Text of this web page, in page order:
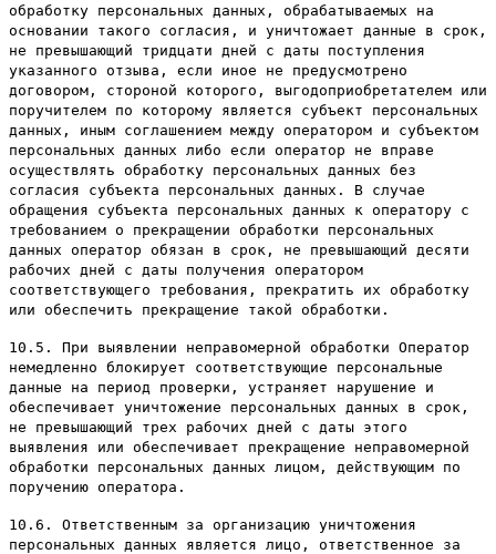
обработку персональных данных, обрабатываемых на
основании такого согласия, и уничтожает данные в срок,
не превышающий тридцати дней с даты поступления
указанного отзыва, если иное не предусмотрено
договором, стороной которого, выгодоприобретателем или
поручителем по которому является субъект персональных
данных, иным соглашением между оператором и субъектом
персональных данных либо если оператор не вправе
осуществлять обработку персональных данных без
согласия субъекта персональных данных. В случае
обращения субъекта персональных данных к оператору с
требованием о прекращении обработки персональных
данных оператор обязан в срок, не превышающий десяти
рабочих дней с даты получения оператором
соответствующего требования, прекратить их обработку
или обеспечить прекращение такой обработки.
10.5. При выявлении неправомерной обработки Оператор
немедленно блокирует соответствующие персональные
данные на период проверки, устраняет нарушение и
обеспечивает уничтожение персональных данных в срок,
не превышающий трех рабочих дней с даты этого
выявления или обеспечивает прекращение неправомерной
обработки персональных данных лицом, действующим по
поручению оператора.
10.6. Ответственным за организацию уничтожения
персональных данных является лицо, ответственное за